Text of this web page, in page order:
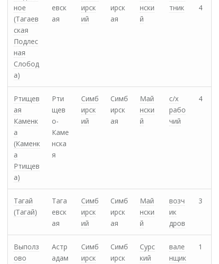
ное
(Тагаев
ская
Подлес
ная
Слобод
а)
евск
ая
ирск
ий
ирск
ая
нски
й
тник
4
Ртищев
ая
Каменк
а
(Каменк
а
Ртищев
а)
Рти
щев
о-
Каме
нска
я
Симб
ирск
ий
Симб
ирск
ая
Май
нски
й
с/х
рабо
чий
4
Тагай
(Тагай)
Тага
евск
ая
Симб
ирск
ий
Симб
ирск
ая
Май
нски
й
возч
ик
дров
3
Выполз
ово
Астр
адам
Симб
ирск
Симб
ирск
Сурс
кий
вале
нщик
1